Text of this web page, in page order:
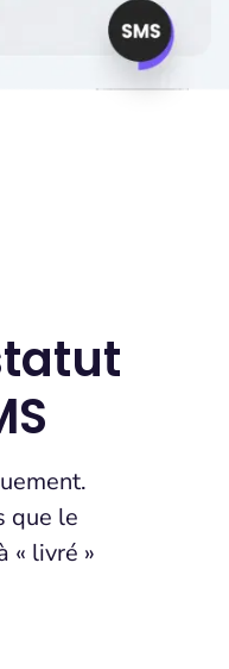
que le
« livré »